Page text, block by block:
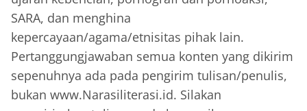
SARA, dan menghina
kepercayaan/agama/etnisitas pihak lain.
Pertanggungjawaban semua konten yang dikirim
sepenuhnya ada pada pengirim tulisan/penulis,
bukan www.Narasiliterasi.id. Silakan